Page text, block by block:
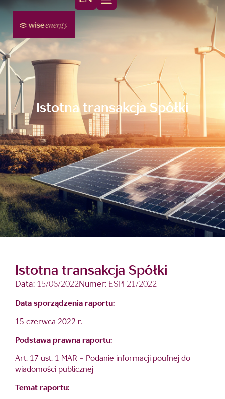
Istotna transakcja Spółki
Istotna transakcja Spółki
Data: 15/06/2022Numer: ESPI 21/2022
Data sporządzenia raportu:
15 czerwca 2022 r.
Podstawa prawna raportu:
Art. 17 ust. 1 MAR – Podanie informacji poufnej do
wiadomości publicznej
Temat raportu: